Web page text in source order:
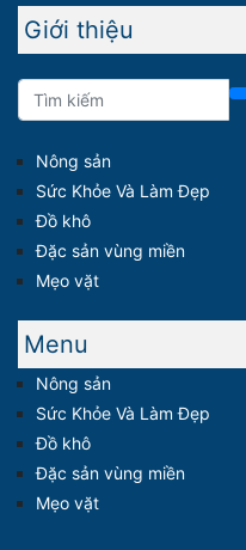
Giới thiệu
Nông sản
Sức Khỏe Và Làm Đẹp
Đồ khô
Đặc sản vùng miền
Mẹo vặt
Menu
Nông sản
Sức Khỏe Và Làm Đẹp
Đồ khô
Đặc sản vùng miền
Mẹo vặt